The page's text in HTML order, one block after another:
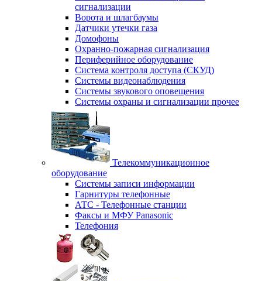
сигнализации
Ворота и шлагбаумы
Датчики утечки газа
Домофоны
Охранно-пожарная сигнализация
Периферийное оборудование
Система контроля доступа (СКУД)
Системы видеонаблюдения
Системы звукового оповещения
Системы охраны и сигнализации прочее
Телекоммуникационное
оборудование
Системы записи информации
Гарнитуры телефонные
АТС - Телефонные станции
Факсы и МФУ Panasonic
Телефония